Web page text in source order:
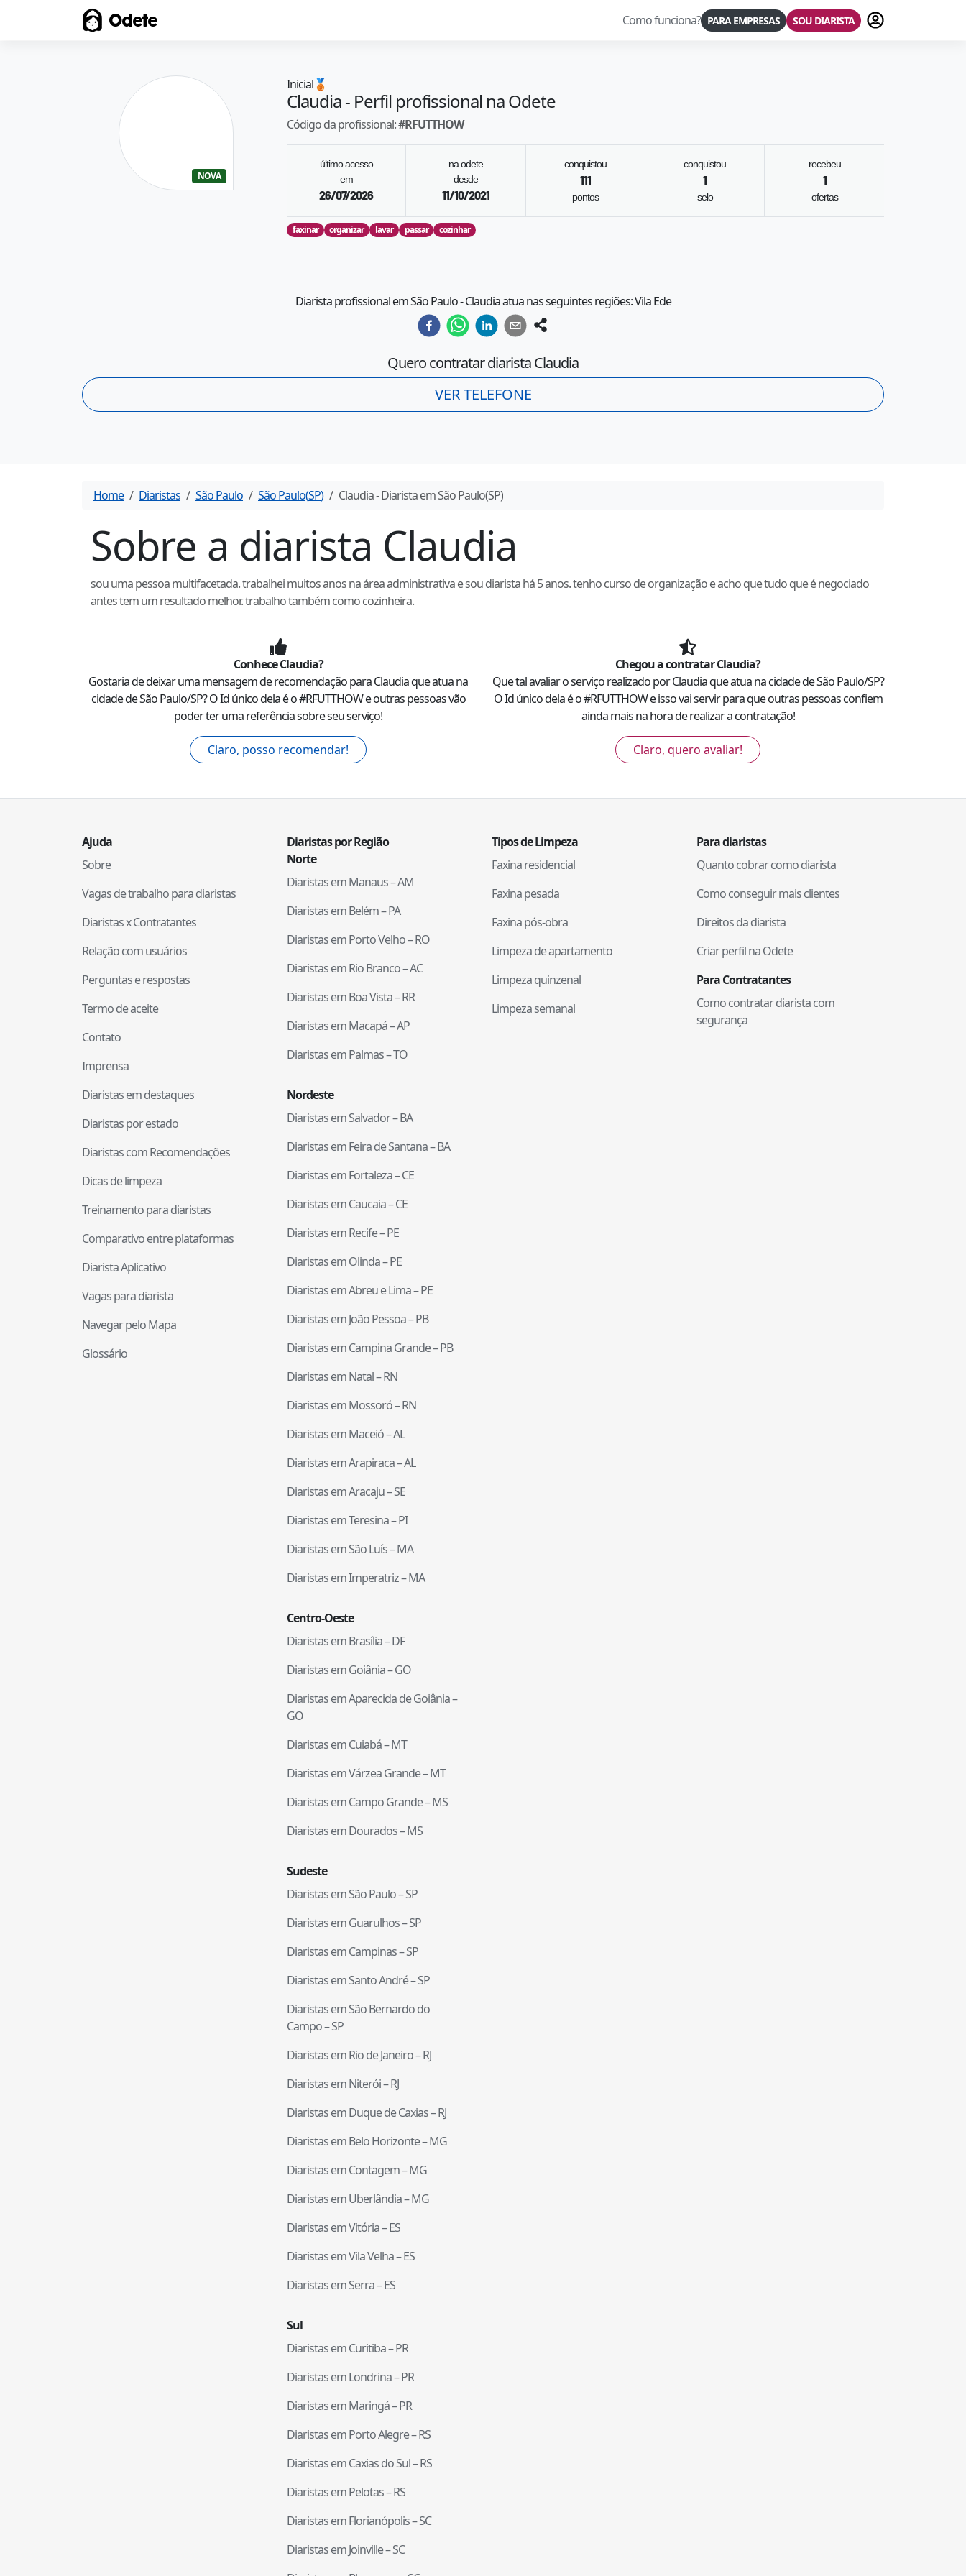
Odete Como funciona? PARA EMPRESAS SOU DIARISTA Fazer login
NOVA
Inicial🥉
Claudia- Perfil profissional na Odete
Código da profissional:#RFUTTHOW
último acesso
em
26/07/2026
na odete
desde
11/10/2021
conquistou
111
pontos
conquistou
1
selo
recebeu
1
ofertas
faxinar organizar lavar passar cozinhar
Diarista profissional em São Paulo - Claudia atua nas seguintes regiões: Vila Ede
Quero contratar diaristaClaudia
VER TELEFONE
Home Diaristas São Paulo São Paulo(SP) Claudia- Diarista emSão Paulo(SP)
Sobre a diarista Claudia
sou uma pessoa multifacetada. trabalhei muitos anos na área administrativa e sou diarista há 5 anos. tenho curso de organização e acho que tudo que é negociado
antes tem um resultado melhor. trabalho também como cozinheira.
ConheceClaudia?
Gostaria de deixar uma mensagem de recomendação paraClaudiaque atua na
cidade deSão Paulo/SP? O Id único dela é o #RFUTTHOWe outras pessoas vão
poder ter uma referência sobre seu serviço!
Claro, posso recomendar!
Chegou a contratarClaudia?
Que tal avaliar o serviço realizado porClaudiaque atua na cidade deSão Paulo/SP?
O Id único dela é o #RFUTTHOWe isso vai servir para que outras pessoas confiem
ainda mais na hora de realizar a contratação!
Claro, quero avaliar!
Ajuda
Sobre
Vagas de trabalho para diaristas
Diaristas x Contratantes
Relação com usuários
Perguntas e respostas
Termo de aceite
Contato
Imprensa
Diaristas em destaques
Diaristas por estado
Diaristas com Recomendações
Dicas de limpeza
Treinamento para diaristas
Comparativo entre plataformas
Diarista Aplicativo
Vagas para diarista
Navegar pelo Mapa
Glossário
Diaristas por Região
Norte
Diaristas emManaus–AM
Diaristas emBelém–PA
Diaristas emPorto Velho–RO
Diaristas emRio Branco–AC
Diaristas emBoa Vista–RR
Diaristas emMacapá–AP
Diaristas emPalmas–TO
Nordeste
Diaristas emSalvador–BA
Diaristas emFeira de Santana–BA
Diaristas emFortaleza–CE
Diaristas emCaucaia–CE
Diaristas emRecife–PE
Diaristas emOlinda–PE
Diaristas emAbreu e Lima–PE
Diaristas emJoão Pessoa–PB
Diaristas emCampina Grande–PB
Diaristas emNatal–RN
Diaristas emMossoró–RN
Diaristas emMaceió–AL
Diaristas emArapiraca–AL
Diaristas emAracaju–SE
Diaristas emTeresina–PI
Diaristas emSão Luís–MA
Diaristas emImperatriz–MA
Centro-Oeste
Diaristas emBrasília–DF
Diaristas emGoiânia–GO
Diaristas emAparecida de Goiânia–
GO
Diaristas emCuiabá–MT
Diaristas emVárzea Grande–MT
Diaristas emCampo Grande–MS
Diaristas emDourados–MS
Sudeste
Diaristas emSão Paulo–SP
Diaristas emGuarulhos–SP
Diaristas emCampinas–SP
Diaristas emSanto André–SP
Diaristas emSão Bernardo do
Campo–SP
Diaristas emRio de Janeiro–RJ
Diaristas emNiterói–RJ
Diaristas emDuque de Caxias–RJ
Diaristas emBelo Horizonte–MG
Diaristas emContagem–MG
Diaristas emUberlândia–MG
Diaristas emVitória–ES
Diaristas emVila Velha–ES
Diaristas emSerra–ES
Sul
Diaristas emCuritiba–PR
Diaristas emLondrina–PR
Diaristas emMaringá–PR
Diaristas emPorto Alegre–RS
Diaristas emCaxias do Sul–RS
Diaristas emPelotas–RS
Diaristas emFlorianópolis–SC
Diaristas emJoinville–SC
Tipos de Limpeza
Faxina residencial
Faxina pesada
Faxina pós-obra
Limpeza de apartamento
Limpeza quinzenal
Limpeza semanal
Para diaristas
Quanto cobrar como diarista
Como conseguir mais clientes
Direitos da diarista
Criar perfil na Odete
Para Contratantes
Como contratar diarista com
segurança